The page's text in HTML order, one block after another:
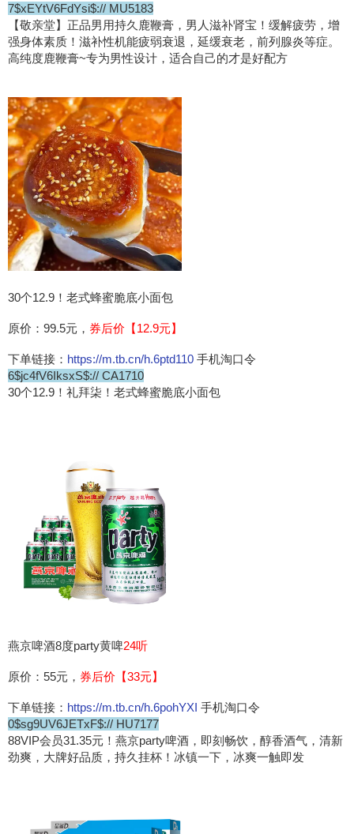
7$xEYtV6FdYsi$:// MU5183
【敬亲堂】正品男用持久鹿鞭膏，男人滋补肾宝！缓解疲劳，增
强身体素质！滋补性机能疲弱衰退，延缓衰老，前列腺炎等症。
高纯度鹿鞭膏~专为男性设计，适合自己的才是好配方
30个12.9！老式蜂蜜脆底小面包
原价：99.5元， 券后价【12.9元】
下单链接： https://m.tb.cn/h.6ptd110 手机淘口令
6$jc4fV6IksxS$:// CA1710
30个12.9！礼拜柒！老式蜂蜜脆底小面包
燕京啤酒8度party黄啤24听
原价：55元， 券后价【33元】
下单链接： https://m.tb.cn/h.6pohYXI 手机淘口令
0$sg9UV6JETxF$:// HU7177
88VIP会员31.35元！燕京party啤酒，即刻畅饮，醇香酒气，清新
劲爽，大牌好品质，持久挂杯！冰镇一下，冰爽一触即发